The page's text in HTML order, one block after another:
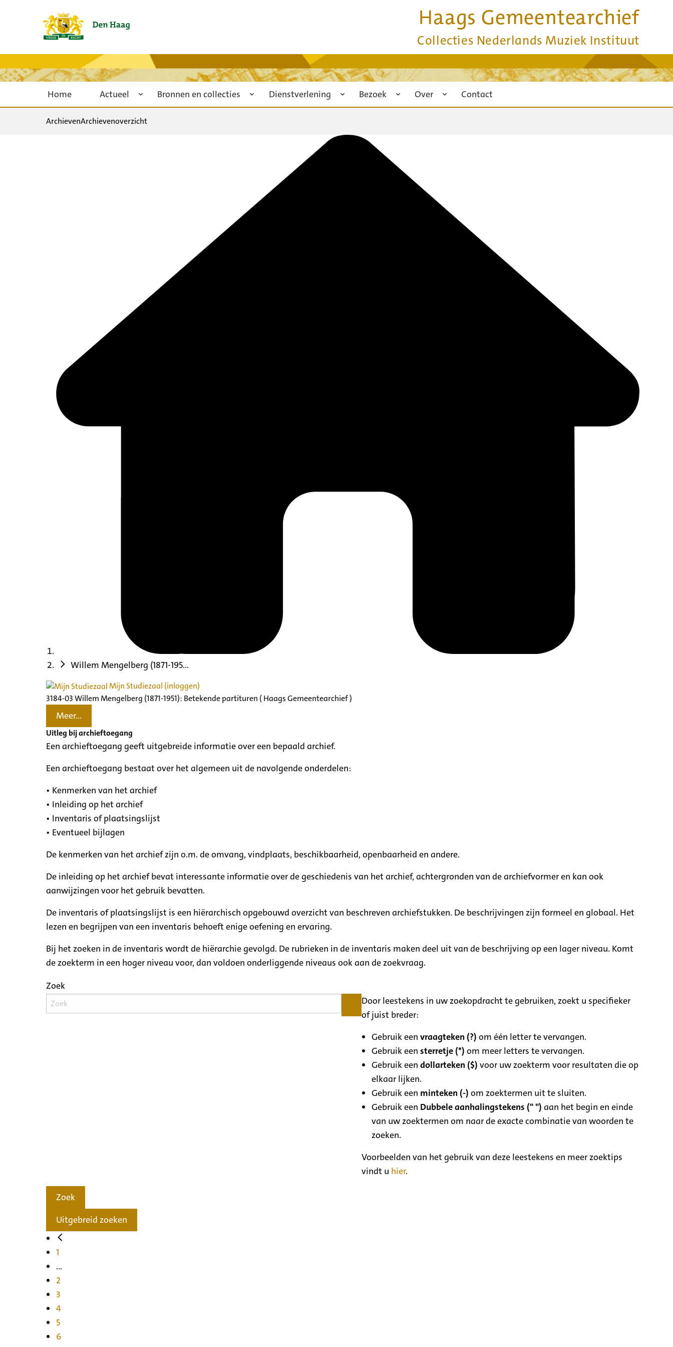
Haags Gemeentearchief
Collecties Nederlands Muziek Instituut
Home Actueel Bronnen en collecties Dienstverlening Bezoek Over Contact
ArchievenArchievenoverzicht
Willem Mengelberg (1871-195...
Mijn Studiezaal (inloggen)
3184-03 Willem Mengelberg (1871-1951): Betekende partituren ( Haags Gemeentearchief )
Meer...
Uitleg bij archieftoegang
Een archieftoegang geeft uitgebreide informatie over een bepaald archief.
Een archieftoegang bestaat over het algemeen uit de navolgende onderdelen:
• Kenmerken van het archief
• Inleiding op het archief
• Inventaris of plaatsingslijst
• Eventueel bijlagen
De kenmerken van het archief zijn o.m. de omvang, vindplaats, beschikbaarheid, openbaarheid en andere.
De inleiding op het archief bevat interessante informatie over de geschiedenis van het archief, achtergronden van de archiefvormer en kan ook
aanwijzingen voor het gebruik bevatten.
De inventaris of plaatsingslijst is een hiërarchisch opgebouwd overzicht van beschreven archiefstukken. De beschrijvingen zijn formeel en globaal. Het
lezen en begrijpen van een inventaris behoeft enige oefening en ervaring.
Bij het zoeken in de inventaris wordt de hiërarchie gevolgd. De rubrieken in de inventaris maken deel uit van de beschrijving op een lager niveau. Komt
de zoekterm in een hoger niveau voor, dan voldoen onderliggende niveaus ook aan de zoekvraag.
Zoek
Door leestekens in uw zoekopdracht te gebruiken, zoekt u specifieker
of juist breder:
Gebruik eenvraagteken (?) om één letter te vervangen.
Gebruik eensterretje (*) om meer letters te vervangen.
Gebruik eendollarteken ($) voor uw zoekterm voor resultaten die op
elkaar lijken.
Gebruik een minteken (-) om zoektermen uit te sluiten.
Gebruik een Dubbele aanhalingstekens (" ") aan het begin en einde
van uw zoektermen om naar de exacte combinatie van woorden te
zoeken.
Voorbeelden van het gebruik van deze leestekens en meer zoektips
vindt u hier.
Zoek
Uitgebreid zoeken
1
...
2
3
4
5
6